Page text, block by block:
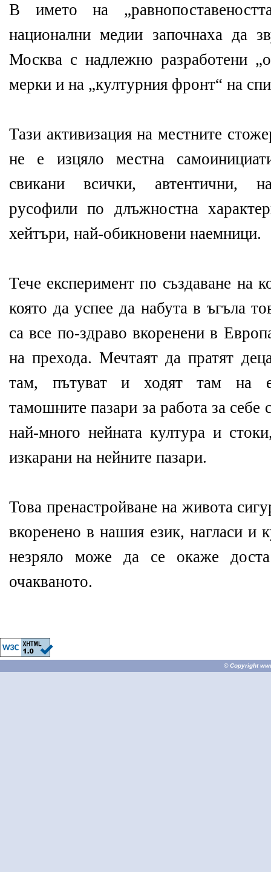
В името на
национални медии започнаха да
Москва с надлежно разработени
мерки и на „културния фронт“ на
Тази активизация на местните
не е изцяло местна
свикани всички, автентични,
русофили по длъжностна
хейтъри, най-обикновени наемници.
Тече експеримент по създаване на
която да успее да набута в ъгъла
са все по-здраво вкоренени в
на прехода. Мечтаят да пратят
там, пътуват и ходят там на
тамошните пазари за работа за себе
най-много нейната култура и
изкарани на нейните пазари.
Това пренастройване на живота
вкоренено в нашия език, нагласи и
незряло може да се окаже
очакваното.
© Copyright